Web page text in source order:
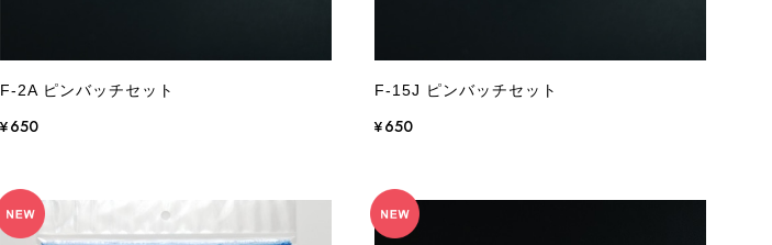
F-2A ピンバッチセット
¥650
F-15J ピンバッチセット
¥650